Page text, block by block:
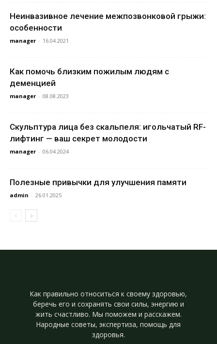
Неинвазивное лечение межпозвонковой грыжи:
особенности
manager - 16.04.2021
Как помочь близким пожилым людям с
деменцией
manager - 08.08.2023
Скульптура лица без скальпеля: игольчатый RF-
лифтинг — ваш секрет молодости
manager - 06.04.2024
Полезные привычки для улучшения памяти
admin - 26.01.2025
Как правильно относиться к своему здоровью,
беречь его и сохранять свои силы, энергию и
жить счастливо. Мы поможем и расскажем.
Народные советы, экспертиза, помощь для
здоровья.